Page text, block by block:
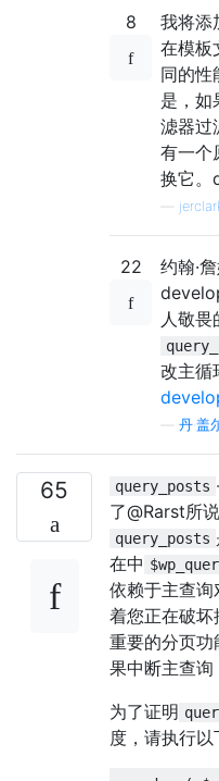
8
我将添
在模板
同的性
是，如
滤器过
有一个
换它。
22
约翰·
人敬
改主循
丹·盖
65 query_posts
了@Rarst所
query_posts
在中
依赖于主查
着您正在破
重要的分页
果中断主查询
为了证明
度，请执行